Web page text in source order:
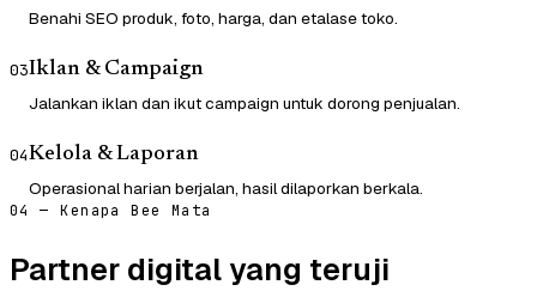
Benahi SEO produk, foto, harga, dan etalase toko.
03Iklan & Campaign
Jalankan iklan dan ikut campaign untuk dorong penjualan.
04Kelola & Laporan
Operasional harian berjalan, hasil dilaporkan berkala.
04 — Kenapa Bee Mata
Partner digital yang teruji